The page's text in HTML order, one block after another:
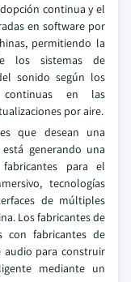
continua y el
en software por
permitiendo la
los sistemas de
sonido según los
continuas en las
por aire.
que desean una
generando una
para el
tecnologías
de múltiples
Los fabricantes de
con fabricantes de
audio para construir
mediante un